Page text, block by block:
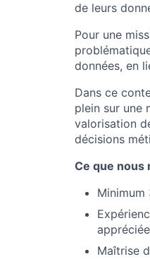
de leurs
Pour une
données, en
Dans ce
plein sur une
valorisation
décisions
Ce que nous
Minimum
Maîtrise